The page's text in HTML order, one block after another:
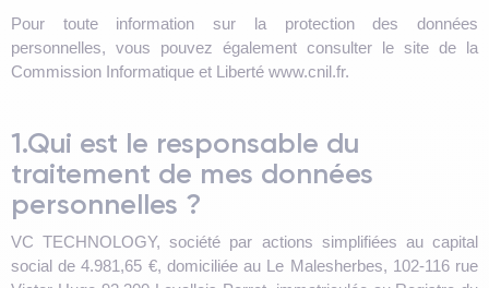
Pour toute information sur la protection des données
personnelles, vous pouvez également consulter le site de la
Commission Informatique et Liberté www.cnil.fr.
1.Qui est le responsable du
traitement de mes données
personnelles ?
VC TECHNOLOGY, société par actions simplifiées au capital
social de 4.981,65 €, domiciliée au Le Malesherbes, 102-116 rue